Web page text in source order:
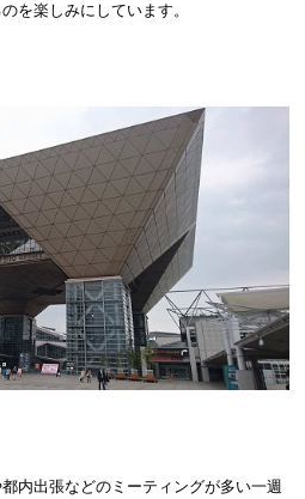
を楽しみにしています。
内出張などのミーティングが多い一週